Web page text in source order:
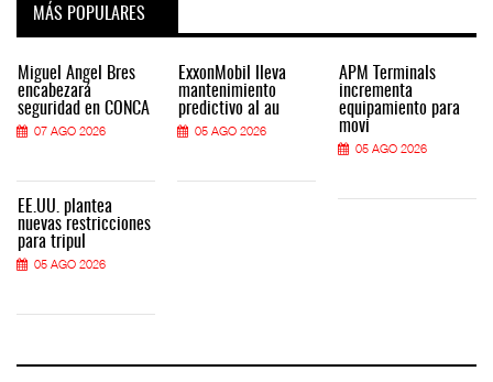
MÁS POPULARES
Miguel Ángel Bres
encabezará
seguridad en CONCA
07 AGO 2026
EE.UU. plantea
nuevas restricciones
para tripul
05 AGO 2026
ExxonMobil lleva
mantenimiento
predictivo al au
05 AGO 2026
APM Terminals
incrementa
equipamiento para
movi
05 AGO 2026